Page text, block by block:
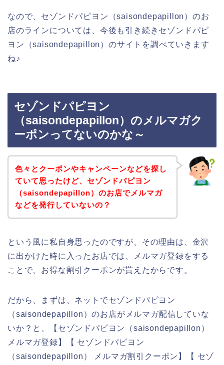
なので、セゾンドパピヨン（saisondepapillon）のお
店のラインについては、今後も引き続きセゾンドパピ
ヨン（saisondepapillon）のサイトを調べていきます
ね♪
セゾンドパピヨン
（saisondepapillon）のメルマガク
ーポンってないのかな～
色々とクーポンやキャンペーンなどを探し
ていて思ったけど、セゾンドパピヨン
（saisondepapillon）のお店でメルマガ
などを発行していないの？
という風に私自身思ったのですが、その理由は、金沢
に出かけた時に入ったお店では、メルマガ登録をする
ことで、お得な割引クーポンが貰えたからです。
だから、まずは、ネットでセゾンドパピヨン
（saisondepapillon）のお店がメルマガ配信していな
いか？と、【セゾンドパピヨン（saisondepapillon）
メルマガ登録】【 セゾンドパピヨン
（saisondepapillon） メルマガ割引クーポン】【 セゾ